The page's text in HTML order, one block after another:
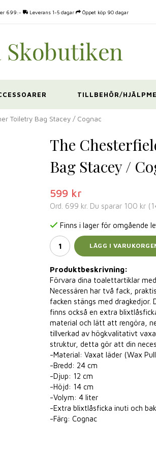
699:- Leverans 1-5 dagar Öppet köp 90 dagar
TILLBEHÖR/
Toiletry Bag Stacey / Cognac
The
Bag Stacey /
599 kr
Ord. 699 kr. Du sparar 100 kr (
Finns i lager för omgående
LÄGG I
Produktbeskrivning:
Förvara dina toalettartiklar
Necessären har två fack,
facken stängs med
finns också en extra
material och lätt att rengöra,
tillverkad av högkvalitativt
struktur, detta gör att din
-Material: Vaxat läder (Wax
-Bredd: 24 cm
-Djup: 12 cm
-Höjd: 14 cm
-Volym: 4 liter
-Extra blixtlåsficka inuti och
-Färg: Cognac